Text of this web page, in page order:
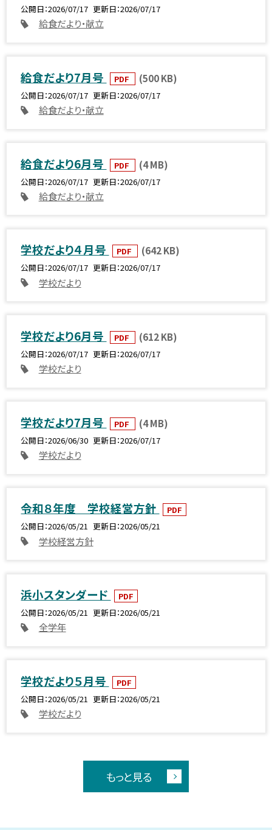
公開日 2026/07/17 更新日 2026/07/17
給食だより・献立
給食だより7月号 PDF (500 KB)
公開日 2026/07/17 更新日 2026/07/17
給食だより・献立
給食だより6月号 PDF (4 MB)
公開日 2026/07/17 更新日 2026/07/17
給食だより・献立
学校だより４月号 PDF (642 KB)
公開日 2026/07/17 更新日 2026/07/17
学校だより
学校だより6月号 PDF (612 KB)
公開日 2026/07/17 更新日 2026/07/17
学校だより
学校だより7月号 PDF (4 MB)
公開日 2026/06/30 更新日 2026/07/17
学校だより
令和８年度 学校経営方針
PDF
公開日 2026/05/21 更新日 2026/05/21
学校経営方針
浜小スタンダード
PDF
公開日 2026/05/21 更新日 2026/05/21
全学年
学校だより５月号
PDF
公開日 2026/05/21 更新日 2026/05/21
学校だより
もっと見る